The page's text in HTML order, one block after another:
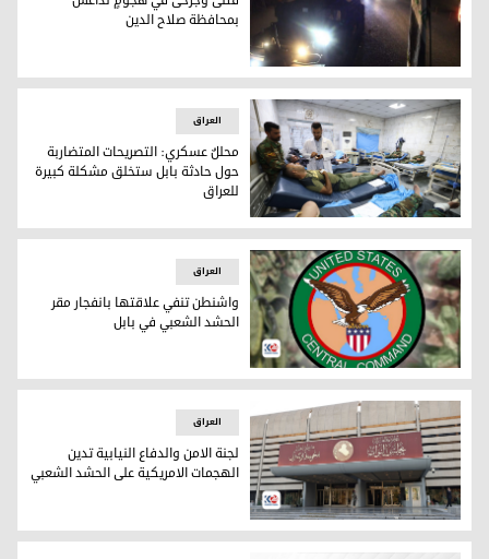
أرشيف
بمحافظة صلاح الدين
جرحى انفجار معسكر الحشد الشعبي يتلقون العلاج في مركز
العراق
محللٌ عسكري: التصريحات المتضاربة
حول حادثة بابل ستخلق مشكلة كبيرة
للعراق
سنتكوم
العراق
واشنطن تنفي علاقتها بانفجار مقر
الحشد الشعبي في بابل
لجنة الامن والدفاع النيابية تدين الهجمات الامريكية على
العراق
لجنة الامن والدفاع النيابية تدين
الهجمات الامريكية على الحشد الشعبي